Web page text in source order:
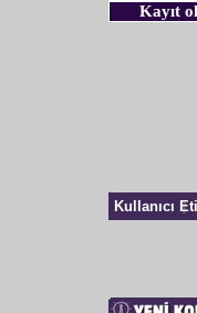
Kayıt ol
Kullanıcı